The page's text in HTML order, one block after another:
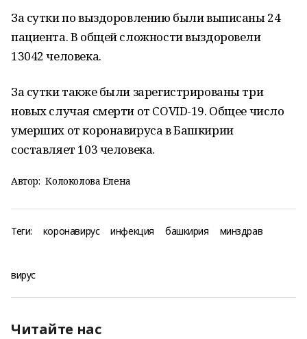
За сутки по выздоровлению были выписаны 24
пациента. В общей сложности выздоровели
13042 человека.
За сутки также были зарегистрированы три
новых случая смерти от COVID-19. Общее число
умерших от коронавируса в Башкирии
составляет 103 человека.
Автор: Колоколова Елена
Теги: коронавирус инфекция башкирия минздрав
вирус
Читайте нас